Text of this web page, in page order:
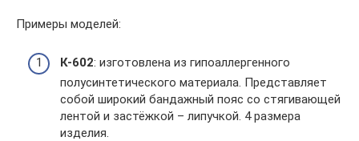
Примеры моделей:
К-602: изготовлена из гипоаллергенного
полусинтетического материала. Представляет
собой широкий бандажный пояс со стягивающей
лентой и застёжкой – липучкой. 4 размера
изделия.